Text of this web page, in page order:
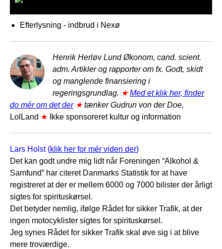
Efterlysning - indbrud i Nexø
Henrik Herløv LundØkonom, cand. scient.
adm. Artikler og rapporter om fx. Godt, skidt
og manglende finansiering i
regeringsgrundlag. ★Med et klik her, finder
do mér om det der★tænker Gudrun von der Doe,
LolLand ★ Ikke sponsoreret kultur og information
Lars Holst (klik her for mér viden der)
Det kan godt undre mig lidt når Foreningen “Alkohol &
Samfund” har citeret Danmarks Statistik for at have
registreret at der er mellem 6000 og 7000 bilister der årligt
sigtes for spirituskørsel.
Det betyder nemlig, ifølge Rådet for sikker Trafik, at der
ingen motocyklister sigtes for spirituskørsel.
Jeg synes Rådet for sikker Trafik skal øve sig i at blive
mere troværdige.